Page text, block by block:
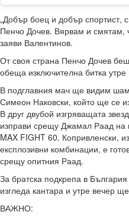
„Добър боец и добър спортист,
Пенчо Дочев. Вярвам и смятам,
заяви Валентинов.
От своя страна Пенчо Дочев
обеща изключителна битка утре
В подглавния мач ще видим
Симеон Наковски, който ще се
В друг двубой изгряващата
изправи срещу Джамал Раад
MAX FIGHT 60. Копривленски,
експлозивни комбинации, е
срещу опитния Раад.
За братска подкрепа в
изгледа кантара и утре вечер
ВАЖНО: